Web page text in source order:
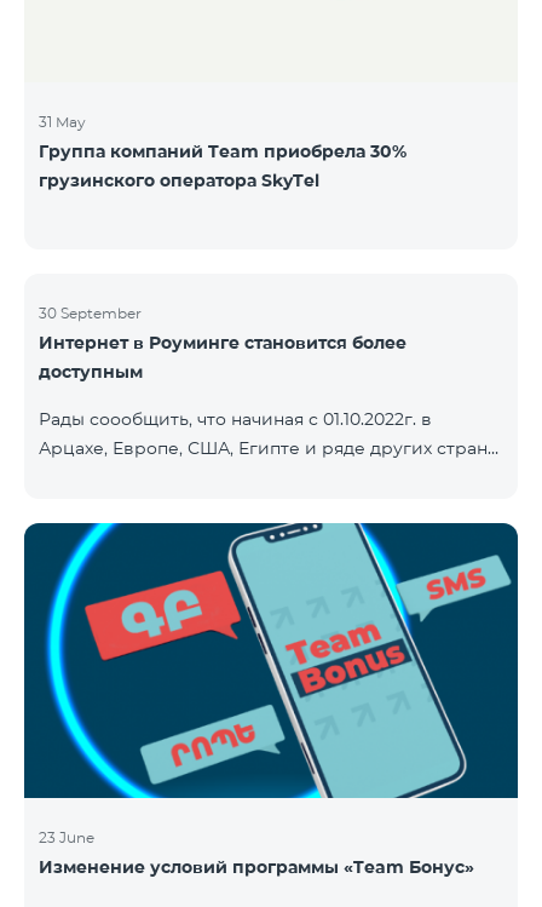
31 May
Группа компаний Team приобрела 30%
грузинского оператора SkyTel
30 September
Интернет в Роуминге становится более
доступным
Рады соообщить, что начиная с 01.10.2022г. в
Арцахе, Европе, США, Египте и ряде других стран
звонки в Армению звонки – 150 драм/минута.
Исходящие звонки локальные – 500 драм/минута.
SMS – 150 драм. Полный список стран: Арцах,
Албания, Австралия, Австрия, Бельгия, Болгария,
Босния и Герцеговина, Великобритания, Венгрия,
Германия, Греция, Дания, Джерси, Египет,
Ирландия, Исландия, Испани
23 June
Изменение условий программы «Team Бонус»